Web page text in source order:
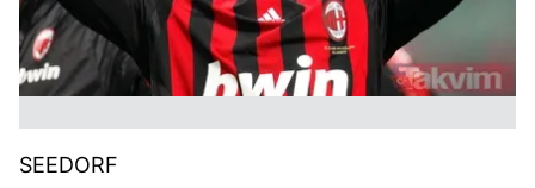
SEEDORF